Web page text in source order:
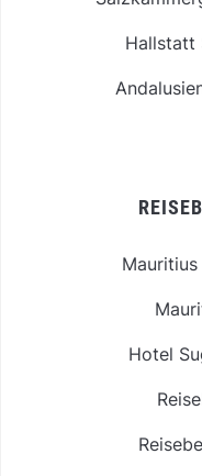
Hallstatt
Hotel